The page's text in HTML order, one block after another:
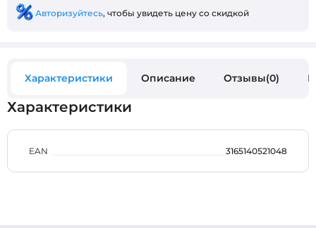
Авторизуйтесь, чтобы увидеть цену со скидкой
Характеристики Описание Отзывы(0)
Характеристики
EAN 3165140521048